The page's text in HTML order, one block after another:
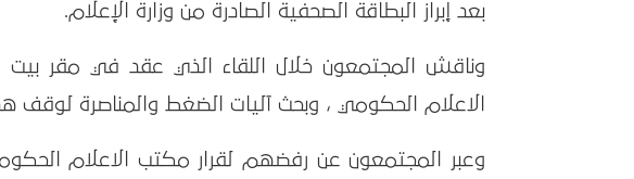
بعد إبراز البطاقة الصحفية الصادرة من وزارة الإعلام.
وناقش المجتمعون خلال اللقاء الذي عقد في مقر بيت
الاعلام الحكومي ، وبحث آليات الضغط والمناصرة لوقف
وعبر المجتمعون عن رفضهم لقرار مكتب الاعلام